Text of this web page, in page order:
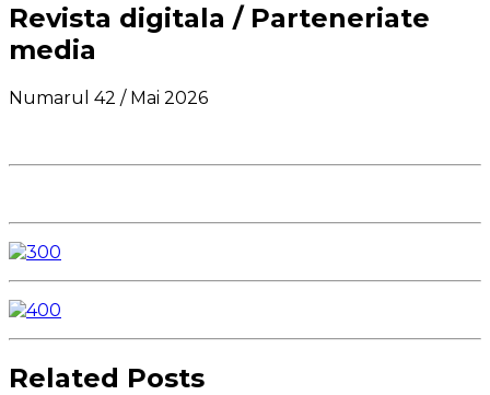
Revista digitala / Parteneriate
media
Numarul 42 / Mai 2026
Related Posts